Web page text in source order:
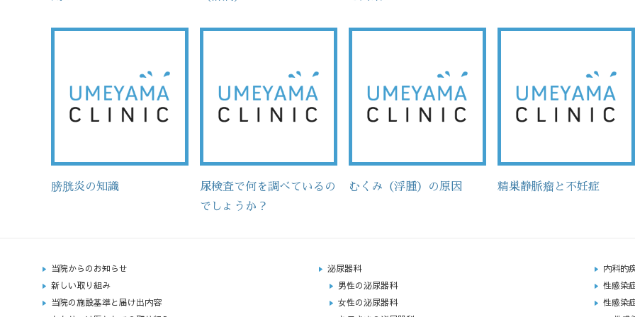
膀胱炎の知識 尿検査で何を調べているの
でしょうか？
むくみ（浮腫）の原因 精巣静脈瘤と不妊症
当院からのお知らせ
新しい取り組み
当院の施設基準と届け出内容
泌尿器科
男性の泌尿器科
女性の泌尿器科
内科的
性感染
性感染